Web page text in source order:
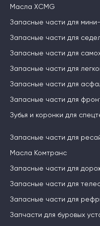
Масла XCMG
Запасные части для мини-
Запасные части для
Запасные части для
Запасные части для
Запасные части для
Запасные части для
Зубья и коронки для
Запасные части для
Масла Комтранс
Запасные части для
Запасные части для
Запасные части для
Запчасти для буровых